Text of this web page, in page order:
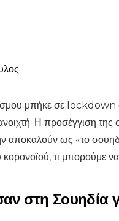
μπήκε σε lockdown
Η προσέγγιση
αποκαλούν ως «το
κορονοϊού, τι μπορούμε
στη Σουηδία